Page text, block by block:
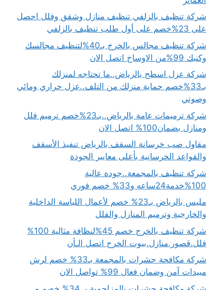
شركة تنظيف بالزلفي تنظيف منازل وشقق وفلل احصل
على 23%خصم على أول طلب تنظيف بالزلفي
شركة تنظيف مجالس بالخرج بـ40%لتنظيف مجالسك
وكنبك 99%من الاوساخ اتصل الان
شركة عزل اسطح بالرياض..ما تحتاجه لمنزلك
بـ33%خصم حماية منزلك من التلف..عزل حراري ومائي
وصوتي
شركة ترميمات عامة بالرياض..بـ23%خصم ترميم فلل
ومنازل بضمان100% اتصل الان
مقاول صب خرسانة السقف بالرياض تنفيذ الأسقف
والقواعد الخرسانية بأعلى معايير الجودة
شركة تنظيف بالمجمعة..جودة عالية
100%خدمة24ساعه و33% خصم فوري
مليس بالرياض بـ23% خصم لأعمال اللياسة الداخلية
والخارجية وترميم المنازل والفلل
شركة تنظيف بالخرج خصم 45%لنظافة مثالية 100%
فلل.قصور.منازل.بيوت الخرج اتصل الـأن
شركة مكافحة حشرات بالمجمعة بـ33% خصم لرش
مبيدات آمن وضمان فعال 99% تواصل الان